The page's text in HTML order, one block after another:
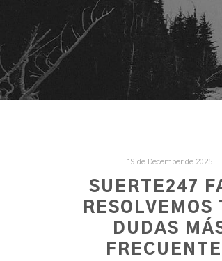
19 de December de 2025
SUERTE247
RESOLVEMOS
DUDAS